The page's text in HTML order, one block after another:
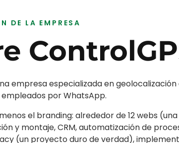
DE LA EMPRESA
empresa especializada en
por WhatsApp.
el branding: alrededor de 12 webs
y montaje, CRM, automatización de
(un proyecto duro de verdad),